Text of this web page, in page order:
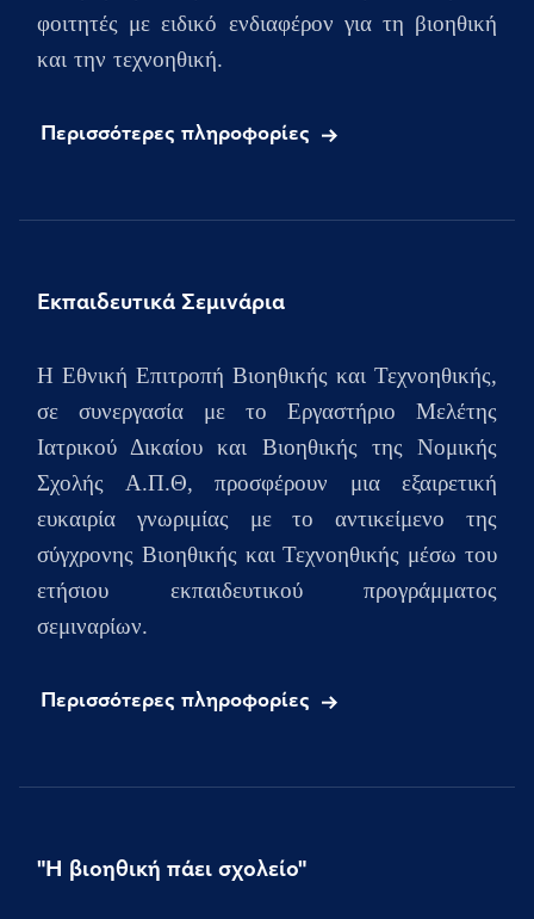
φοιτητές με ειδικό ενδιαφέρον για τη βιοηθική
και την τεχνοηθική.
Περισσότερες πληροφορίες
Εκπαιδευτικά Σεμινάρια
H Εθνική Επιτροπή Βιοηθικής και Τεχνοηθικής,
σε συνεργασία με το Εργαστήριο Μελέτης
Ιατρικού Δικαίου και Βιοηθικής της Νομικής
Σχολής Α.Π.Θ, προσφέρουν μια εξαιρετική
ευκαιρία γνωριμίας με το αντικείμενο της
σύγχρονης Βιοηθικής και Τεχνοηθικής μέσω του
ετήσιου
εκπαιδευτικού προγράμματος
σεμιναρίων.
Περισσότερες πληροφορίες
"Η βιοηθική πάει σχολείο"